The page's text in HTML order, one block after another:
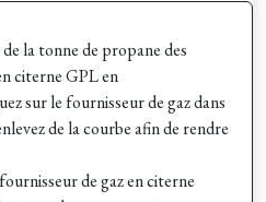
la tonne de propane des
citerne GPL en
sur le fournisseur de gaz dans
de la courbe afin de rendre
de gaz en citerne